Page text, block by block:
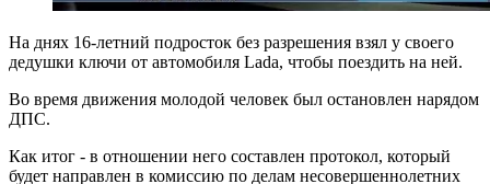
На днях 16-летний подросток без разрешения взял у своего
дедушки ключи от автомобиля Lada, чтобы поездить на ней.
Во время движения молодой человек был остановлен нарядом
ДПС.
Как итог - в отношении него составлен протокол, который
будет направлен в комиссию по делам несовершеннолетних